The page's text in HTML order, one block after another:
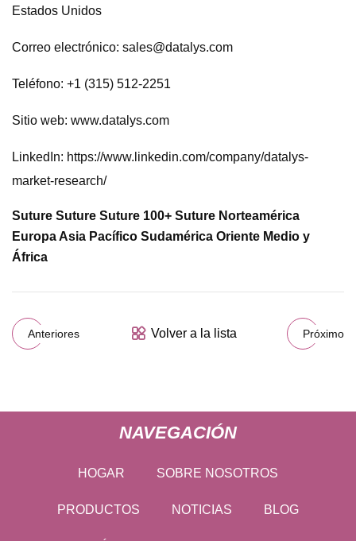
Estados Unidos
Correo electrónico: sales@datalys.com
Teléfono: +1 (315) 512-2251
Sitio web: www.datalys.com
LinkedIn: https://www.linkedin.com/company/datalys-
market-research/
Suture Suture Suture 100+ Suture Norteamérica
Europa Asia Pacífico Sudamérica Oriente Medio y
África
Anteriores Volver a la lista Próximo
NAVEGACIÓN
HOGAR SOBRE NOSOTROS
PRODUCTOS NOTICIAS BLOG